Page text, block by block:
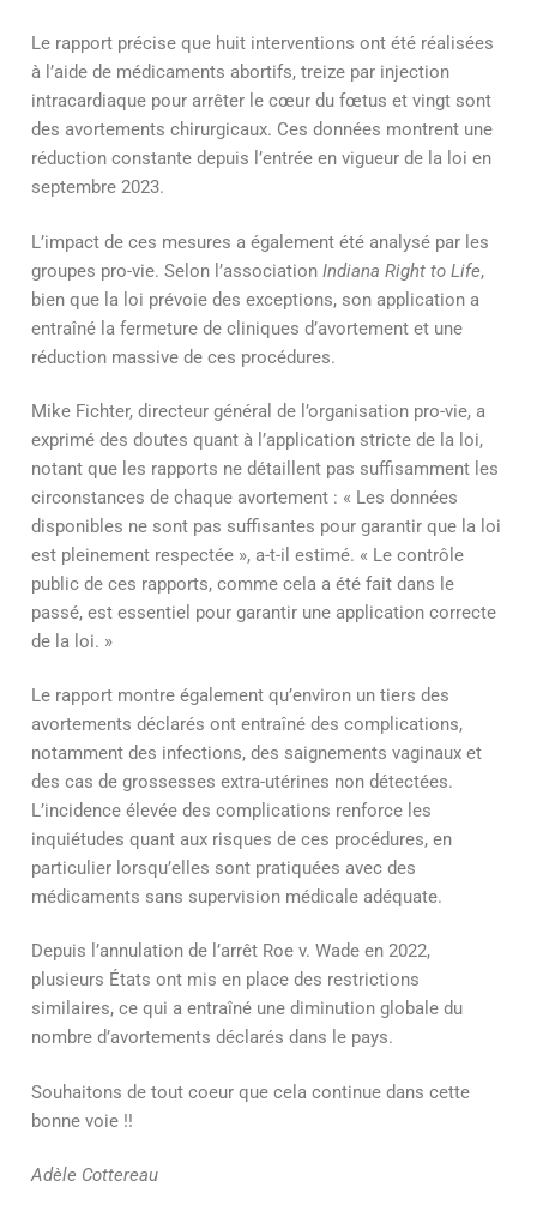
Le rapport précise que huit interventions ont été réalisées
à l’aide de médicaments abortifs, treize par injection
intracardiaque pour arrêter le cœur du fœtus et vingt sont
des avortements chirurgicaux. Ces données montrent une
réduction constante depuis l’entrée en vigueur de la loi en
septembre 2023.
L’impact de ces mesures a également été analysé par les
groupes pro-vie. Selon l’association Indiana Right to Life,
bien que la loi prévoie des exceptions, son application a
entraîné la fermeture de cliniques d’avortement et une
réduction massive de ces procédures.
Mike Fichter, directeur général de l’organisation pro-vie, a
exprimé des doutes quant à l’application stricte de la loi,
notant que les rapports ne détaillent pas suffisamment les
circonstances de chaque avortement : « Les données
disponibles ne sont pas suffisantes pour garantir que la loi
est pleinement respectée », a-t-il estimé. « Le contrôle
public de ces rapports, comme cela a été fait dans le
passé, est essentiel pour garantir une application correcte
de la loi. »
Le rapport montre également qu’environ un tiers des
avortements déclarés ont entraîné des complications,
notamment des infections, des saignements vaginaux et
des cas de grossesses extra-utérines non détectées.
L’incidence élevée des complications renforce les
inquiétudes quant aux risques de ces procédures, en
particulier lorsqu’elles sont pratiquées avec des
médicaments sans supervision médicale adéquate.
Depuis l’annulation de l’arrêt Roe v. Wade en 2022,
plusieurs États ont mis en place des restrictions
similaires, ce qui a entraîné une diminution globale du
nombre d’avortements déclarés dans le pays.
Souhaitons de tout coeur que cela continue dans cette
bonne voie !!
Adèle Cottereau